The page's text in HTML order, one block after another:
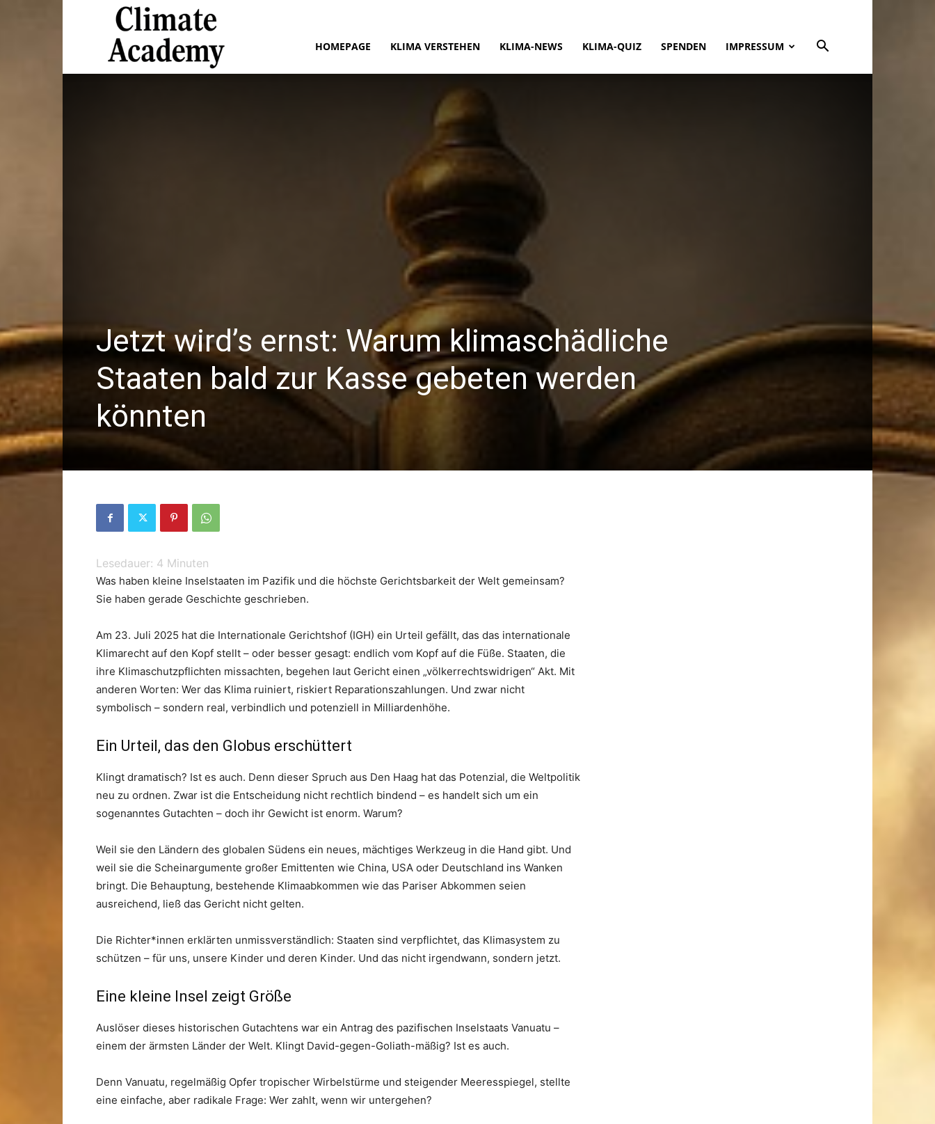
HOMEPAGE KLIMA VERSTEHEN KLIMA-NEWS KLIMA-QUIZ SPENDEN IMPRESSUM
Jetzt wird’s ernst: Warum klimaschädliche
Staaten bald zur Kasse gebeten werden
könnten
Lesedauer: 4 Minuten
Was haben kleine Inselstaaten im Pazifik und die höchste Gerichtsbarkeit der Welt gemeinsam?
Sie haben gerade Geschichte geschrieben.
Am 23. Juli 2025 hat die Internationale Gerichtshof (IGH) ein Urteil gefällt, das das internationale
Klimarecht auf den Kopf stellt – oder besser gesagt: endlich vom Kopf auf die Füße. Staaten, die
ihre Klimaschutzpflichten missachten, begehen laut Gericht einen „völkerrechtswidrigen“ Akt. Mit
anderen Worten: Wer das Klima ruiniert, riskiert Reparationszahlungen. Und zwar nicht
symbolisch – sondern real, verbindlich und potenziell in Milliardenhöhe.
Ein Urteil, das den Globus erschüttert
Klingt dramatisch? Ist es auch. Denn dieser Spruch aus Den Haag hat das Potenzial, die Weltpolitik
neu zu ordnen. Zwar ist die Entscheidung nicht rechtlich bindend – es handelt sich um ein
sogenanntes Gutachten – doch ihr Gewicht ist enorm. Warum?
Weil sie den Ländern des globalen Südens ein neues, mächtiges Werkzeug in die Hand gibt. Und
weil sie die Scheinargumente großer Emittenten wie China, USA oder Deutschland ins Wanken
bringt. Die Behauptung, bestehende Klimaabkommen wie das Pariser Abkommen seien
ausreichend, ließ das Gericht nicht gelten.
Die Richter*innen erklärten unmissverständlich: Staaten sind verpflichtet, das Klimasystem zu
schützen – für uns, unsere Kinder und deren Kinder. Und das nicht irgendwann, sondern jetzt.
Eine kleine Insel zeigt Größe
Auslöser dieses historischen Gutachtens war ein Antrag des pazifischen Inselstaats Vanuatu –
einem der ärmsten Länder der Welt. Klingt David-gegen-Goliath-mäßig? Ist es auch.
Denn Vanuatu, regelmäßig Opfer tropischer Wirbelstürme und steigender Meeresspiegel, stellte
eine einfache, aber radikale Frage: Wer zahlt, wenn wir untergehen?